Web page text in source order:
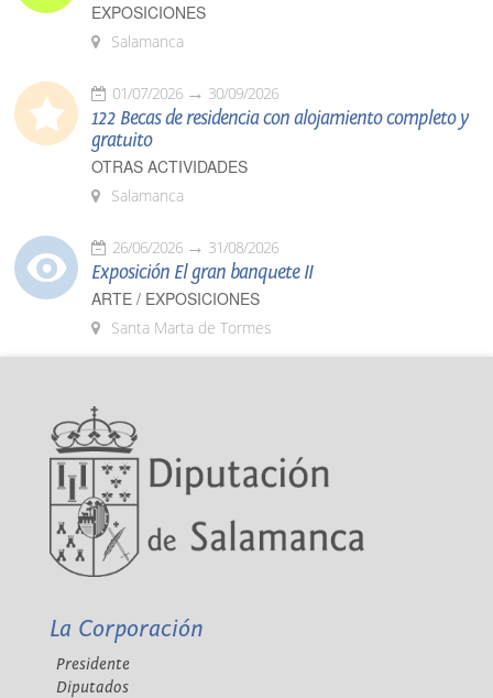
EXPOSICIONES
Salamanca
01/07/2026 30/09/2026
122 Becas de residencia con alojamiento completo y
gratuito
OTRAS ACTIVIDADES
Salamanca
26/06/2026 31/08/2026
Exposición El gran banquete II
ARTE / EXPOSICIONES
Santa Marta de Tormes
La Corporación
Presidente
Diputados